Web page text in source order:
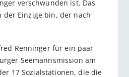
verschwunden ist. Das
der Einzige bin, der nach
Renninger für ein paar
Seemannsmission am
17 Sozialstationen, die die